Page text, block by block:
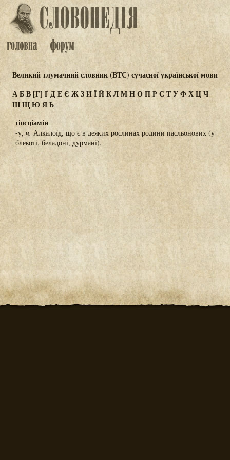
Великий тлумачний словник (ВТС) сучасної української мови
АБВ[Г] ҐДЕЄ ЖЗИЇЙКЛМНОПР СТУФХЦЧ
ШЩЮЯЬ
гіосціамін
-у, ч. Алкалоїд, що є в деяких рослинах родини пасльонових (у
блекоті, беладоні, дурмані).